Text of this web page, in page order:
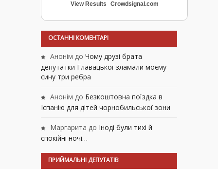
View Results Crowdsignal.com
ОСТАННІ КОМЕНТАРІ
Анонім до Чому друзі брата
депутатки Главацької зламали моєму
сину три ребра
Анонім до Безкоштовна поїздка в
Іспанію для дітей чорнобильської зони
Маргарита до Іноді були тихі й
спокійні ночі…
ПРИЙМАЛЬНІ ДЕПУТАТІВ